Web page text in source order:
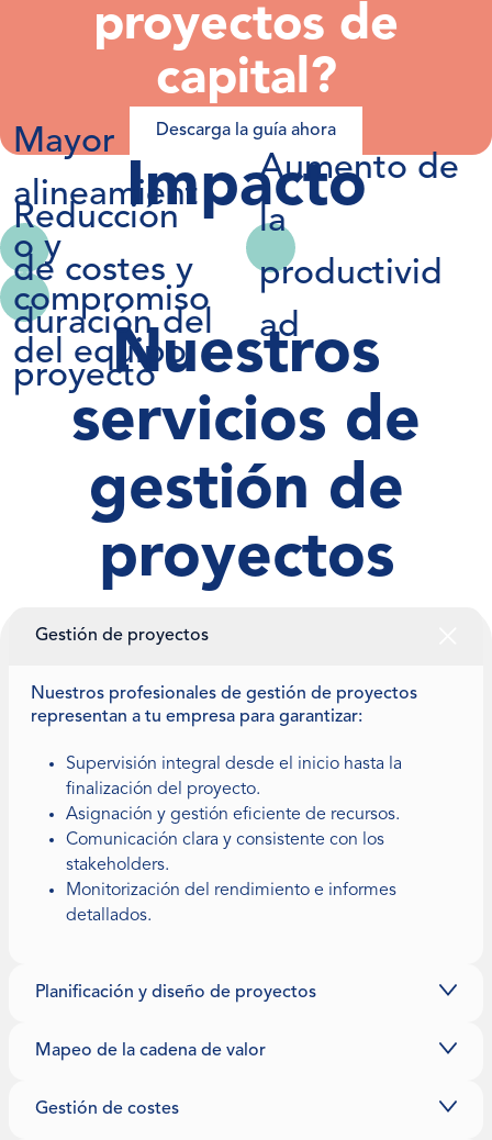
proyectos de
capital?
Descarga la guía ahora
Impacto
Mayor
alineamient
o y
compromiso
del equipo
Aumento de
la
productivid
ad
Reducción
de costes y
duración del
proyectoNuestros
servicios de
gestión de
proyectos
Gestión de proyectos
Nuestros profesionales de gestión de proyectos
representan a tu empresa para garantizar:
Supervisión integral desde el inicio hasta la
finalización del proyecto.
Asignación y gestión eficiente de recursos.
Comunicación clara y consistente con los
stakeholders.
Monitorización del rendimiento e informes
detallados.
Planificación y diseño de proyectos
Mapeo de la cadena de valor
Gestión de costes